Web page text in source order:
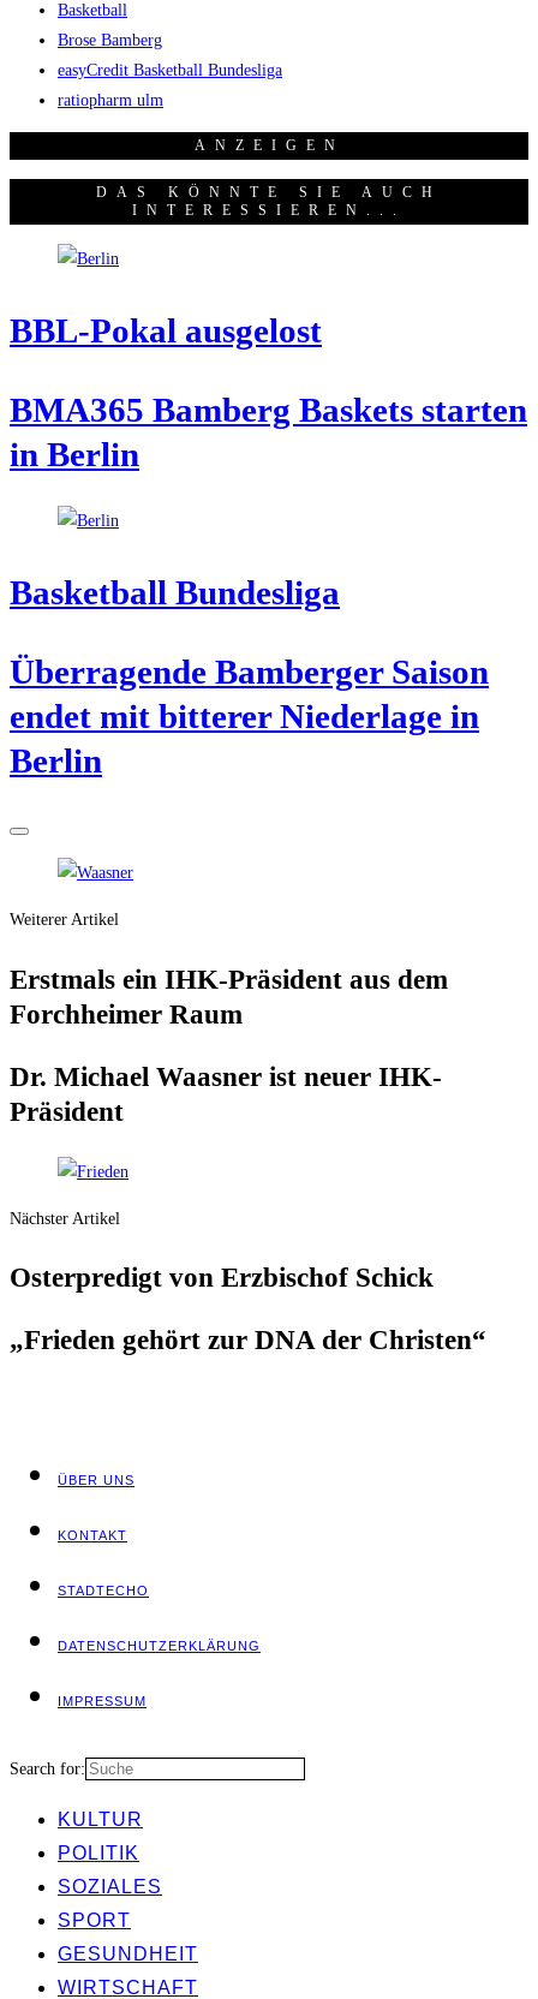
Basketball
Brose Bamberg
easyCredit Basketball Bundesliga
ratiopharm ulm
ANZEI­GEN
DAS KÖNNTE SIE AUCH
INTERESSIEREN...
BBL-Pokal aus­ge­lost
BMA365 Bam­berg Bas­kets star­ten
in Berlin
Bas­ket­ball Bundesliga
Über­ra­gen­de Bam­ber­ger Sai­son
endet mit bit­te­rer Nie­der­la­ge in
Berlin
Weiterer Artikel
Erst­mals ein IHK-Prä­si­dent aus dem
Forch­hei­mer Raum
Dr. Micha­el Waas­ner ist neu­er IHK-
Präsident
Nächster Artikel
Oster­pre­digt von Erz­bi­schof Schick
„Frie­den gehört zur DNA der Christen“
ÜBER UNS
KON­TAKT
STADT­ECHO
DATEN­SCHUTZ­ER­KLÄ­RUNG
IMPRES­SUM
Search for:
KUL­TUR
POLI­TIK
SOZIA­LES
SPORT
GESUND­HEIT
WIRT­SCHAFT